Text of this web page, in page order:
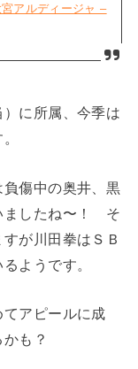
アルディージャ –
に所属、今季は
傷中の奥井、黒
ましたね〜！ そ
が川田拳はＳＢ
ようです。
アピールに成
も？